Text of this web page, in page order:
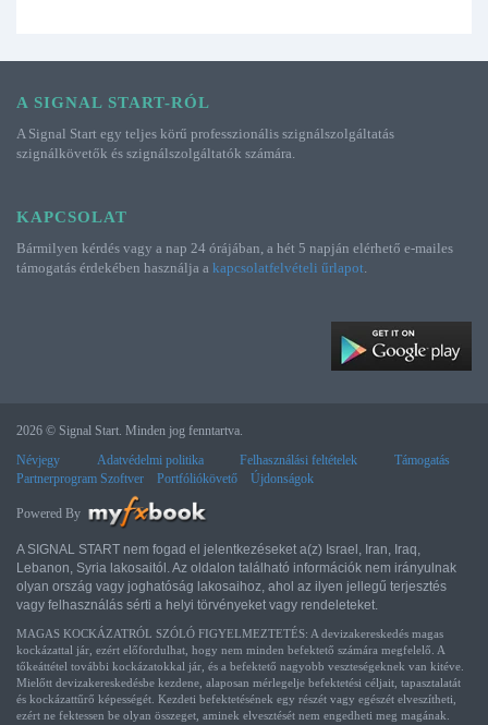
A SIGNAL START-RÓL
A Signal Start egy teljes körű professzionális szignálszolgáltatás
szignálkövetők és szignálszolgáltatók számára.
KAPCSOLAT
Bármilyen kérdés vagy a nap 24 órájában, a hét 5 napján elérhető e-mailes
támogatás érdekében használja a kapcsolatfelvételi űrlapot.
2026 © Signal Start. Minden jog fenntartva.
Névjegy
Adatvédelmi politika Felhasználási feltételek
Támogatás
Partnerprogram Szoftver
Portfóliókövető Újdonságok
Powered By
A SIGNAL START nem fogad el jelentkezéseket a(z) Israel, Iran, Iraq,
Lebanon, Syria lakosaitól. Az oldalon található információk nem irányulnak
olyan ország vagy joghatóság lakosaihoz, ahol az ilyen jellegű terjesztés
vagy felhasználás sérti a helyi törvényeket vagy rendeleteket.
MAGAS KOCKÁZATRÓL SZÓLÓ FIGYELMEZTETÉS: A devizakereskedés magas
kockázattal jár, ezért előfordulhat, hogy nem minden befektető számára megfelelő. A
tőkeáttétel további kockázatokkal jár, és a befektető nagyobb veszteségeknek van kitéve.
Mielőtt devizakereskedésbe kezdene, alaposan mérlegelje befektetési céljait, tapasztalatát
és kockázattűrő képességét. Kezdeti befektetésének egy részét vagy egészét elveszítheti,
ezért ne fektessen be olyan összeget, aminek elvesztését nem engedheti meg magának.